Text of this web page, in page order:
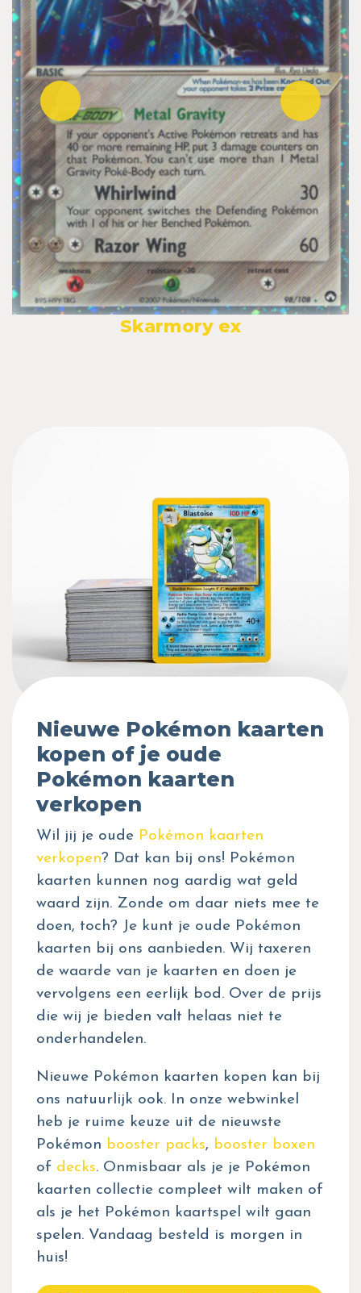
Skarmory ex
Nieuwe Pokémon kaarten
kopen of je oude
Pokémon kaarten
verkopen
Wil jij je oude Pokémon kaarten
verkopen? Dat kan bij ons! Pokémon
kaarten kunnen nog aardig wat geld
waard zijn. Zonde om daar niets mee te
doen, toch? Je kunt je oude Pokémon
kaarten bij ons aanbieden. Wij taxeren
de waarde van je kaarten en doen je
vervolgens een eerlijk bod. Over de prijs
die wij je bieden valt helaas niet te
onderhandelen.
Nieuwe Pokémon kaarten kopen kan bij
ons natuurlijk ook. In onze webwinkel
heb je ruime keuze uit de nieuwste
Pokémon booster packs, booster boxen
of decks. Onmisbaar als je je Pokémon
kaarten collectie compleet wilt maken of
als je het Pokémon kaartspel wilt gaan
spelen. Vandaag besteld is morgen in
huis!